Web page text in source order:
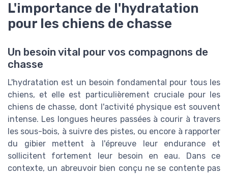
L'importance de l'hydratation
pour les chiens de chasse
Un besoin vital pour vos compagnons de
chasse
L'hydratation est un besoin fondamental pour tous les
chiens, et elle est particulièrement cruciale pour les
chiens de chasse, dont l'activité physique est souvent
intense. Les longues heures passées à courir à travers
les sous-bois, à suivre des pistes, ou encore à rapporter
du gibier mettent à l'épreuve leur endurance et
sollicitent fortement leur besoin en eau. Dans ce
contexte, un abreuvoir bien conçu ne se contente pas